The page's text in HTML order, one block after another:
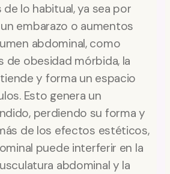
lo habitual, ya sea por
embarazo o aumentos
abdominal, como
de obesidad mórbida, la
y forma un espacio
Esto genera un
perdiendo su forma y
de los efectos estéticos,
puede interferir en la
abdominal y la